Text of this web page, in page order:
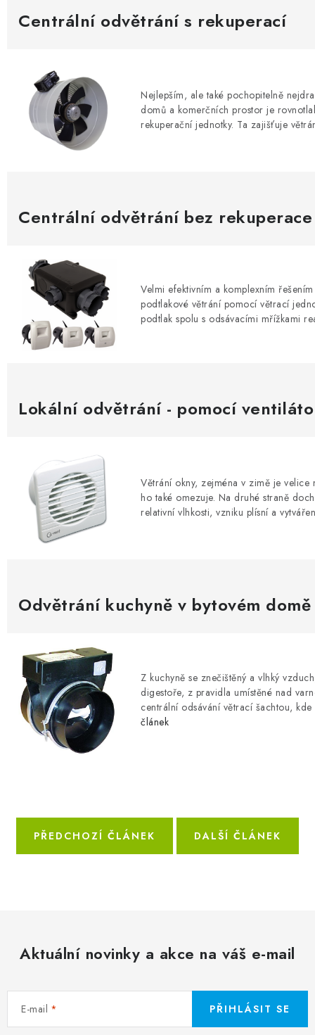
Centrální odvětrání s rekuperací
Nejlepším, ale také pochopitelně
domů a komerčních prostor je
rekuperační jednotky. Ta zajišťuje
Centrální odvětrání bez rekuperace
Velmi efektivním a komplexním
podtlakové větrání pomocí větrací
podtlak spolu s odsávacími mřížkami
Lokální odvětrání - pomocí
Větrání okny, zejména v zimě je velice
ho také omezuje. Na druhé straně
relativní vlhkosti, vzniku plísní a
Odvětrání kuchyně v bytovém domě
Z kuchyně se znečištěný a vlhký
digestoře, z pravidla umístěné nad
centrální odsávání větrací šachtou,
článek
PŘEDCHOZÍ ČLÁNEK DALŠÍ ČLÁNEK
Aktuální novinky a akce na váš e-mail
E-mail PŘIHLÁSIT SE